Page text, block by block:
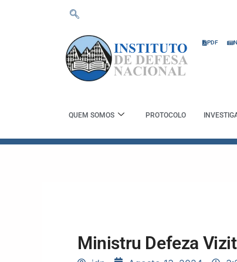
PDF
QUEM SOMOS PROTOCOLO
Ministru Defeza